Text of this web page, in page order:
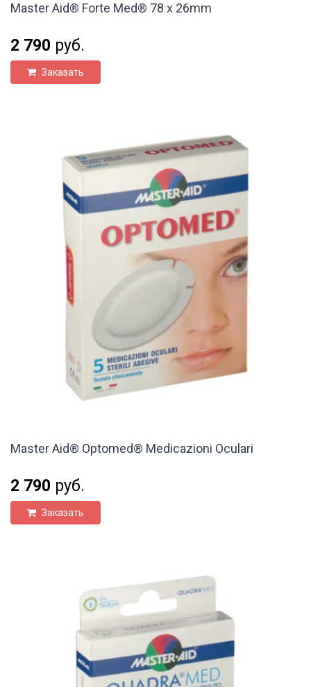
Master Aid® Forte Med® 78 x 26mm
2 790 руб.
Заказать
Master Aid® Optomed® Medicazioni Oculari
2 790 руб.
Заказать